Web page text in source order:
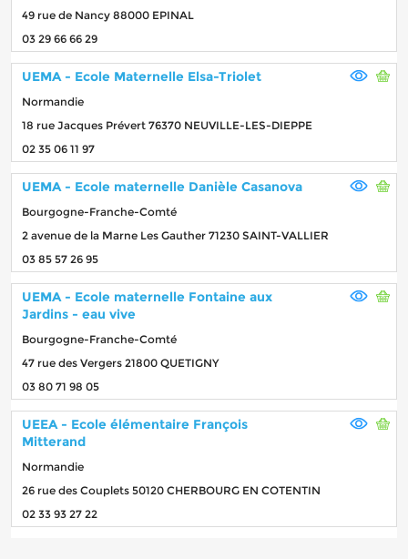
49 rue de Nancy 88000 EPINAL
03 29 66 66 29
UEMA - Ecole Maternelle Elsa-Triolet
Normandie
18 rue Jacques Prévert 76370 NEUVILLE-LES-DIEPPE
02 35 06 11 97
UEMA - Ecole maternelle Danièle Casanova
Bourgogne-Franche-Comté
2 avenue de la Marne Les Gauther 71230 SAINT-VALLIER
03 85 57 26 95
UEMA - Ecole maternelle Fontaine aux
Jardins - eau vive
Bourgogne-Franche-Comté
47 rue des Vergers 21800 QUETIGNY
03 80 71 98 05
UEEA - Ecole élémentaire François
Mitterand
Normandie
26 rue des Couplets 50120 CHERBOURG EN COTENTIN
02 33 93 27 22